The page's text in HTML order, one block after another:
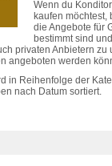
Wenn du
kaufen möchtest,
die Angebote für
bestimmt sind
privaten Anbietern zu
angeboten werden
in Reihenfolge der
nach Datum sortiert.